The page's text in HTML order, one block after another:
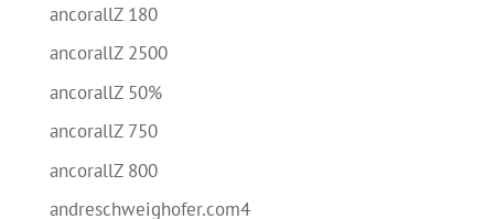
ancorallZ 180
ancorallZ 2500
ancorallZ 50%
ancorallZ 750
ancorallZ 800
andreschweighofer.com4